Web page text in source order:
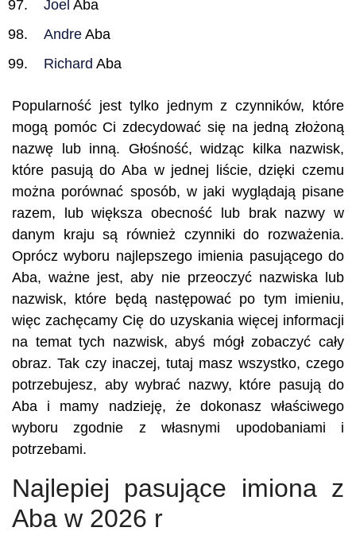
Joel Aba
Andre Aba
Richard Aba
Popularność jest tylko jednym z czynników, które
mogą pomóc Ci zdecydować się na jedną złożoną
nazwę lub inną. Głośność, widząc kilka nazwisk,
które pasują do Aba w jednej liście, dzięki czemu
można porównać sposób, w jaki wyglądają pisane
razem, lub większa obecność lub brak nazwy w
danym kraju są również czynniki do rozważenia.
Oprócz wyboru najlepszego imienia pasującego do
Aba, ważne jest, aby nie przeoczyć nazwiska lub
nazwisk, które będą następować po tym imieniu,
więc zachęcamy Cię do uzyskania więcej informacji
na temat tych nazwisk, abyś mógł zobaczyć cały
obraz. Tak czy inaczej, tutaj masz wszystko, czego
potrzebujesz, aby wybrać nazwy, które pasują do
Aba i mamy nadzieję, że dokonasz właściwego
wyboru zgodnie z własnymi upodobaniami i
potrzebami.
Najlepiej pasujące imiona z
Aba w 2026 r